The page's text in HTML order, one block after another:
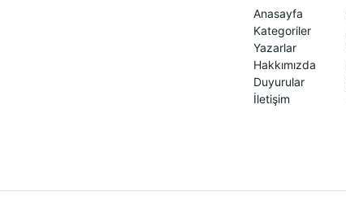
Anasayfa
Kategoriler
Yazarlar
Hakkımızda
Duyurular
İletişim